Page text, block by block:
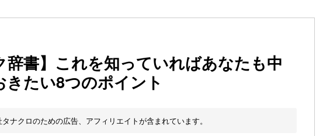
シックルート「北鎌尾根」から槍ヶ岳へ！登山女子Kajoの自粛明け登山企画vol.2〜初秋の黒岳編〜
メディア数が500社を突破！
地の負担が重荷に！権利を放棄できる？山を買ってレジャーを楽しみたい！山の値段相場や売買の注
オススメ！ソロキャンプに最適なテント5選
のスキー板は初心者におすすめ！3つの理由, 選び方, おすすめモデル
【お手頃キャンピングカー紹介】Japan CampingCar Show
ている島？ 福岡の猫島に行ってみた【こずチャンネル】使わなくなったキャンプ道具の行方！【
」その理由とは
っていませんか？アウトドア用品をマウンガで高価買取する方法
2018年夏｜マウンテンシティインスタフォトコンテスト開催
選び方やおすすめのテント7選をご紹介！
ップテントおすすめ5選】選び方や注意点・お手入れ方法を解説
【最強の保冷剤5選】保冷剤の役割や選び方・効率的な冷や
ンス方法は？キャンプ女子Kajoが洗ってみた！
の最奥部、黒部・雲ノ平へ！【ソロキャンプや登山に】湯切り不要パスタの作り方！深型
モンベル春夏の新商品をご紹介
代名詞スント・コアの魅力と使い方｜人気おすすめモデル5選
キャンプ・ハイキング用ヘッドライトを選ぶ4つのポイント
とおすすめシューズをご紹介
グ道具はゼロポイントで揃えよう！種類別で人気アイテムを紹介！
【山岳四団体声明発表】なぜ今、登山やクライミングを自粛
かんたん手作りツナ』の作り方
キャンパーSakiさんに教わる！『本格マルゲリータピザ』の作り方
パティシエキャンパーSakiさんに教わる！『モッツァレラチ
介します
高峰へ】南八ヶ岳テント泊登山、赤岳〜横岳〜硫黄岳の縦走コースをご紹介
北八ヶ岳池めぐり山行コース解説。日帰り可能なプランをご
ルをお得に攻略する方法
クスの焚き火台でおすすめなものはどれ？特徴も合わせて解説！
ふるさと納税で焚き火台が手に入る？初心者でも手続きはカ
弓さんが動画投稿を始めたワケとは？
でも】ジャックウルフスキンの魅力と用途別おすすめリュック9選
防水？非防水？トレイルランニングシューズはどちらを選ぶ
ース、ダウン！お得な入手方法も
ックスのマルチツールを用途別で紹介！人生の相棒を見つけよう！
登山用リュックならグレゴリー！選ぶポイントと容量別おす
とおすすめシューズをご紹介
ファイヤーのおすすめウェア8選！防虫, 防水, カメラ用を解説
ヒルバーグのテントは用途に合わせてレーベルで選ぶ！おす
＃１山形の源流「最初の装備は重かった」
ラ釣りのリアルがここにある！料理も魅力の「源流居酒屋よーこ」チャンネル徹底
【#STAY HOME】釣りに行けないから、家で魚を捌いてみよ
ンス方法は？キャンプ女子Kajoが洗ってみた！
作られた『アクシーズクイン』、人気の理由とおすすめウェアを紹介
フォックスファイヤーのおすすめウェア8選！防虫, 防水, カ
理も魅力の「源流居酒屋よーこ」チャンネル徹底取材！
キャンパーSakiさんに教わる！『濃厚蒸しショコラ』の作り方
【#STAY HOME】お家でアウトドア気分〜ホットサンド編〜
初のレシピ本、鉄フライパン「ごちそうレシピ」
ンプや登山に】湯切り不要パスタの作り方！深型ソロクッカーでも作れるおすすめ
パティシエキャンパーSakiさんに教わる！『濃厚蒸しショコ
単・美味しいなめらか『手作り豆腐』の作り方
キャンパーSakiさんに教わる！カリッ・ジュワ・トロ〜『ミルクティーフレンチト
パティシエキャンパーSakiさんに教わる！おかずにも酒の肴
辞書】これを知っていればあなたも中
きたい8つのポイント
ナクロのための広告、アフィリエイトが含まれています。